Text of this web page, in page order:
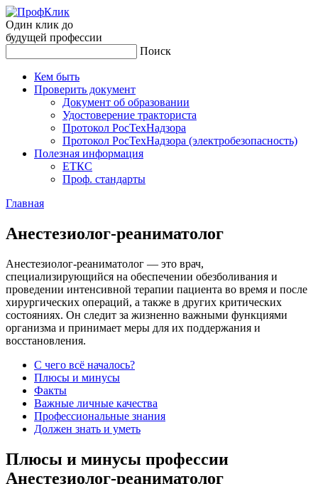
Один клик до
будущей профессии
Поиск
Кем быть
Проверить документ
Документ об образовании
Удостоверение тракториста
Протокол РосТехНадзора
Протокол РосТехНадзора (электробезопасность)
Полезная информация
ЕТКС
Проф. стандарты
Главная
Анес­те­зи­олог-ре­ани­мато­лог
Анестезиолог-реаниматолог — это врач,
специализирующийся на обеспечении обезболивания и
проведении интенсивной терапии пациента во время и после
хирургических операций, а также в других критических
состояниях. Он следит за жизненно важными функциями
организма и принимает меры для их поддержания и
восстановления.
С чего всё началось?
Плюсы и минусы
Факты
Важные личные качества
Профессиональные знания
Должен знать и уметь
Плюсы и минусы профессии
Анестезиолог-реаниматолог